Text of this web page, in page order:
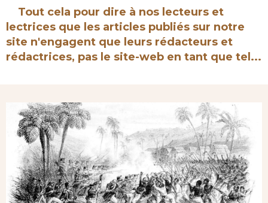
Tout cela pour dire à nos lecteurs et
lectrices que les articles publiés sur notre
site n'engagent que leurs rédacteurs et
rédactrices, pas le site-web en tant que tel...